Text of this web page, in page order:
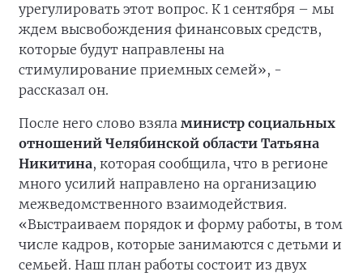
урегулировать этот вопрос. К 1 сентября – мы
ждем высвобождения финансовых средств,
которые будут направлены на
стимулирование приемных семей», -
рассказал он.
После него слово взяла министр социальных
отношений Челябинской области Татьяна
Никитина, которая сообщила, что в регионе
много усилий направлено на организацию
межведомственного взаимодействия.
«Выстраиваем порядок и форму работы, в том
числе кадров, которые занимаются с детьми и
семьей. Наш план работы состоит из двух